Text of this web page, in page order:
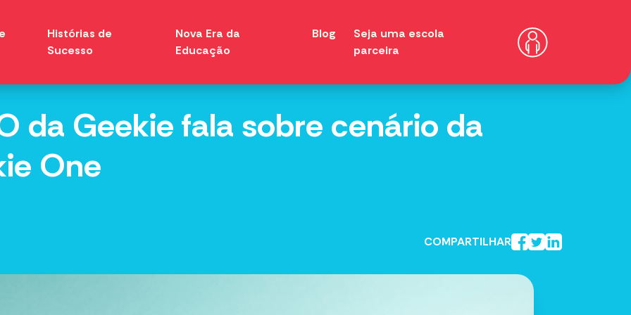
Histórias de
Sucesso
Nova Era da
Educação
Blog
Seja uma escola
parceira
da Geekie fala sobre cenário da
One
COMPARTILHAR